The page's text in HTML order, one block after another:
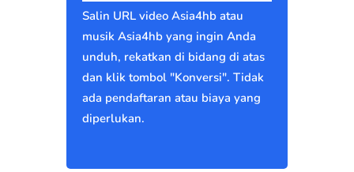
Salin URL video Asia4hb atau
musik Asia4hb yang ingin Anda
unduh, rekatkan di bidang di atas
dan klik tombol "Konversi". Tidak
ada pendaftaran atau biaya yang
diperlukan.